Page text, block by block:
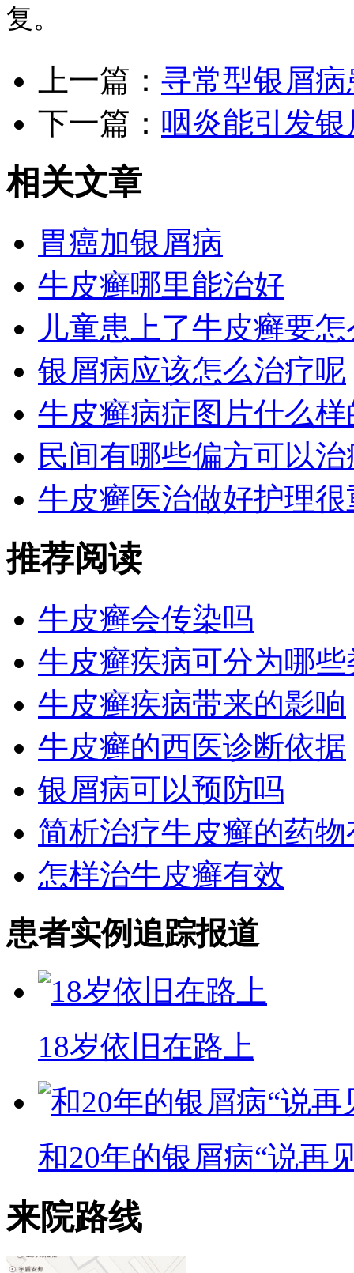
复。
上一篇： 寻常型银屑
下一篇： 咽炎能引发银
相关文章
胃癌加银屑病
牛皮癣哪里能治好
儿童患上了牛皮癣要
银屑病应该怎么治疗呢
牛皮癣病症图片什么样
民间有哪些偏方可以
牛皮癣医治做好护理很
推荐阅读
牛皮癣会传染吗
牛皮癣疾病可分为哪些
牛皮癣疾病带来的影响
牛皮癣的西医诊断依据
银屑病可以预防吗
简析治疗牛皮癣的药
怎样治牛皮癣有效
患者实例追踪报道
18岁依旧在路上
和20年的银屑病“说再
来院路线